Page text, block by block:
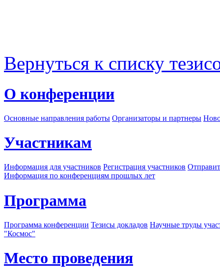
Вернуться к списку
О конференции
Основные направления работы Организаторы и партнеры
Участникам
Информация для участников Регистрация участников
Информация по конференциям прошлых лет
Программа
Программа конференции Тезисы докладов Научные труды
"Космос"
Место проведения